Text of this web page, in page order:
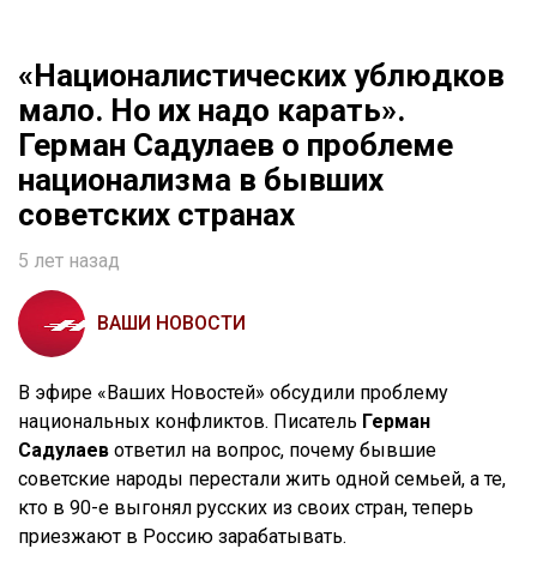
«Националистических ублюдков
мало. Но их надо карать».
Герман Садулаев о проблеме
национализма в бывших
советских странах
5 лет назад
ВАШИ НОВОСТИ
В эфире «Ваших Новостей» обсудили проблему
национальных конфликтов. Писатель Герман
Садулаев ответил на вопрос, почему бывшие
советские народы перестали жить одной семьей, а те,
кто в 90-е выгонял русских из своих стран, теперь
приезжают в Россию зарабатывать.